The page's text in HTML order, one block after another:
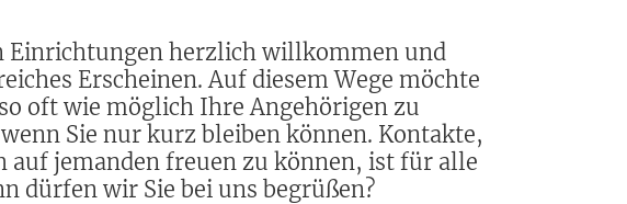
Einrichtungen herzlich willkommen und
Erscheinen. Auf diesem Wege möchte
oft wie möglich Ihre Angehörigen zu
Sie nur kurz bleiben können. Kontakte,
auf jemanden freuen zu können, ist für alle
dürfen wir Sie bei uns begrüßen?